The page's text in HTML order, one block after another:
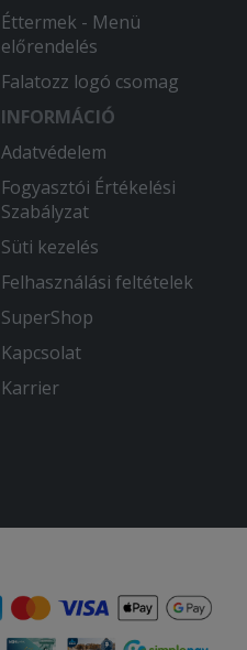
Éttermek - Menü
előrendelés
Falatozz logó csomag
INFORMÁCIÓ
Adatvédelem
Fogyasztói Értékelési
Szabályzat
Süti kezelés
Felhasználási feltételek
SuperShop
Kapcsolat
Karrier